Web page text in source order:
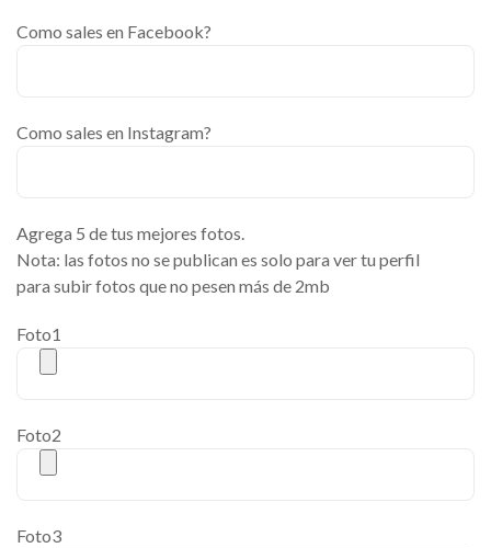
Como sales en Facebook?
Como sales en Instagram?
Agrega 5 de tus mejores fotos.
Nota: las fotos no se publican es solo para ver tu perfil
para subir fotos que no pesen más de 2mb
Foto1
Foto2
Foto3